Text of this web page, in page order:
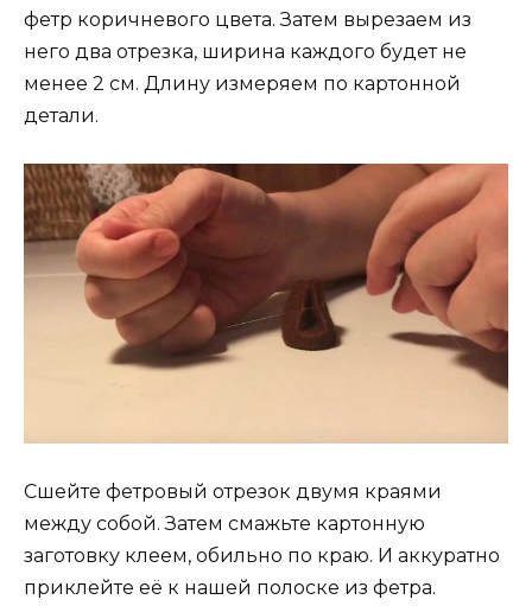
фетр коричневого цвета. Затем вырезаем из
него два отрезка, ширина каждого будет не
менее 2 см. Длину измеряем по картонной
детали.
Сшейте фетровый отрезок двумя краями
между собой. Затем смажьте картонную
заготовку клеем, обильно по краю. И аккуратно
приклейте её к нашей полоске из фетра.